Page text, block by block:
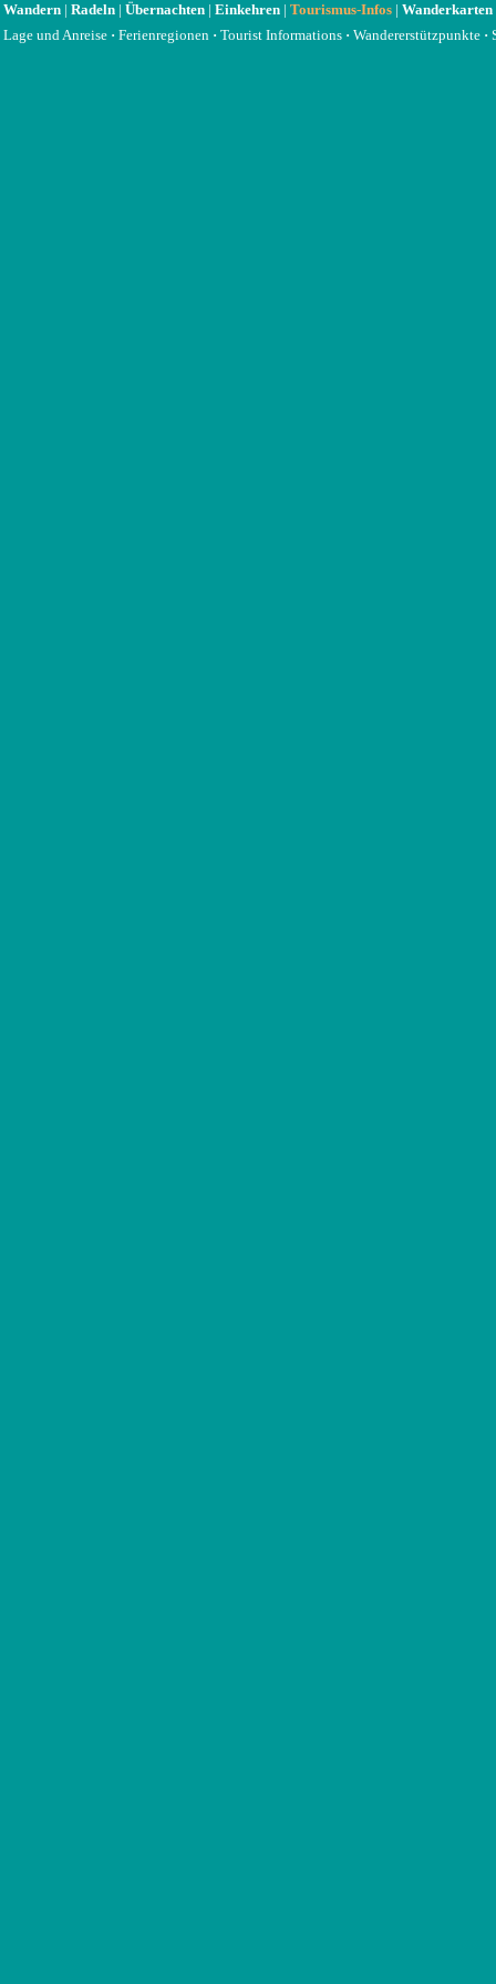
Wandern | Radeln | Übernachten | Einkehren | Tourismus-Infos | Wanderkarten
Lage und Anreise · Ferienregionen · Tourist Informations · Wandererstützpunkte ·